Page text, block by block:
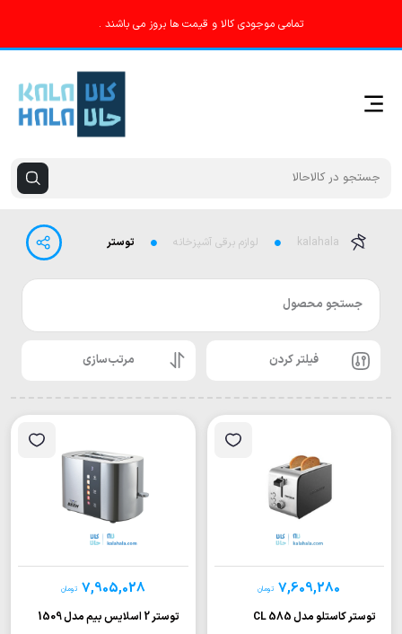
تمامی موجودی کالا و قیمت ها بروز می باشند .
kalahala لوازم برقی آشپزخانه توستر
جستجو محصول
فیلتر کردن مرتب‌سازی
7,609,280 تومان
توستر کاستلو مدل CL 585
7,905,028 تومان
توستر 2 اسلایس بیم مدل 1509